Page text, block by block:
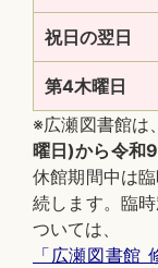
祝日の翌日
第4木曜日
※広瀬図書館は
曜日)から令和
休館期間中は
続します。臨
ついては、
「広瀬図書館